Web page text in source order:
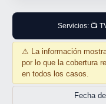
Servicios: 📺
⚠ La información
por lo que la cobertura
en todos los casos.
Fecha